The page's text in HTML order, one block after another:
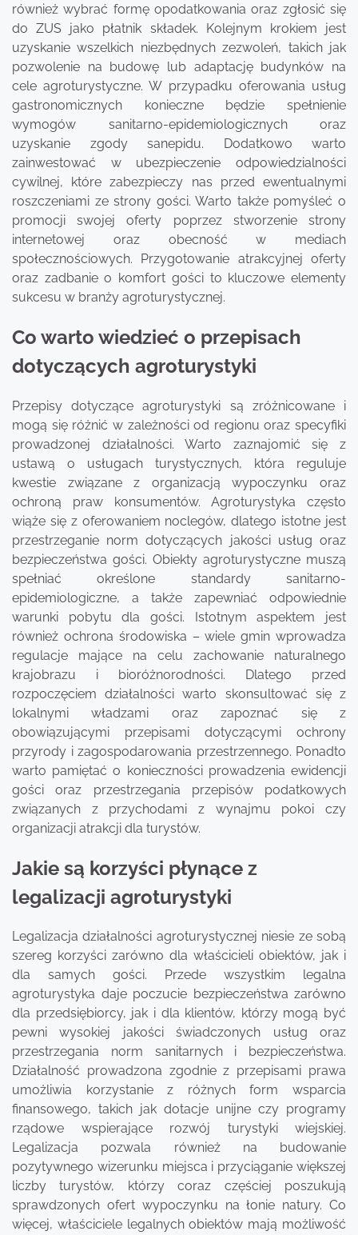
również wybrać formę opodatkowania oraz zgłosić się
do ZUS jako płatnik składek. Kolejnym krokiem jest
uzyskanie wszelkich niezbędnych zezwoleń, takich jak
pozwolenie na budowę lub adaptację budynków na
cele agroturystyczne. W przypadku oferowania usług
gastronomicznych konieczne będzie spełnienie
wymogów sanitarno-epidemiologicznych oraz
uzyskanie zgody sanepidu. Dodatkowo warto
zainwestować w ubezpieczenie odpowiedzialności
cywilnej, które zabezpieczy nas przed ewentualnymi
roszczeniami ze strony gości. Warto także pomyśleć o
promocji swojej oferty poprzez stworzenie strony
internetowej oraz obecność w mediach
społecznościowych. Przygotowanie atrakcyjnej oferty
oraz zadbanie o komfort gości to kluczowe elementy
sukcesu w branży agroturystycznej.
Co warto wiedzieć o przepisach
dotyczących agroturystyki
Przepisy dotyczące agroturystyki są zróżnicowane i
mogą się różnić w zależności od regionu oraz specyfiki
prowadzonej działalności. Warto zaznajomić się z
ustawą o usługach turystycznych, która reguluje
kwestie związane z organizacją wypoczynku oraz
ochroną praw konsumentów. Agroturystyka często
wiąże się z oferowaniem noclegów, dlatego istotne jest
przestrzeganie norm dotyczących jakości usług oraz
bezpieczeństwa gości. Obiekty agroturystyczne muszą
spełniać określone standardy sanitarno-
epidemiologiczne, a także zapewniać odpowiednie
warunki pobytu dla gości. Istotnym aspektem jest
również ochrona środowiska – wiele gmin wprowadza
regulacje mające na celu zachowanie naturalnego
krajobrazu i bioróżnorodności. Dlatego przed
rozpoczęciem działalności warto skonsultować się z
lokalnymi władzami oraz zapoznać się z
obowiązującymi przepisami dotyczącymi ochrony
przyrody i zagospodarowania przestrzennego. Ponadto
warto pamiętać o konieczności prowadzenia ewidencji
gości oraz przestrzegania przepisów podatkowych
związanych z przychodami z wynajmu pokoi czy
organizacji atrakcji dla turystów.
Jakie są korzyści płynące z
legalizacji agroturystyki
Legalizacja działalności agroturystycznej niesie ze sobą
szereg korzyści zarówno dla właścicieli obiektów, jak i
dla samych gości. Przede wszystkim legalna
agroturystyka daje poczucie bezpieczeństwa zarówno
dla przedsiębiorcy, jak i dla klientów, którzy mogą być
pewni wysokiej jakości świadczonych usług oraz
przestrzegania norm sanitarnych i bezpieczeństwa.
Działalność prowadzona zgodnie z przepisami prawa
umożliwia korzystanie z różnych form wsparcia
finansowego, takich jak dotacje unijne czy programy
rządowe wspierające rozwój turystyki wiejskiej.
Legalizacja pozwala również na budowanie
pozytywnego wizerunku miejsca i przyciąganie większej
liczby turystów, którzy coraz częściej poszukują
sprawdzonych ofert wypoczynku na łonie natury. Co
więcej, właściciele legalnych obiektów mają możliwość